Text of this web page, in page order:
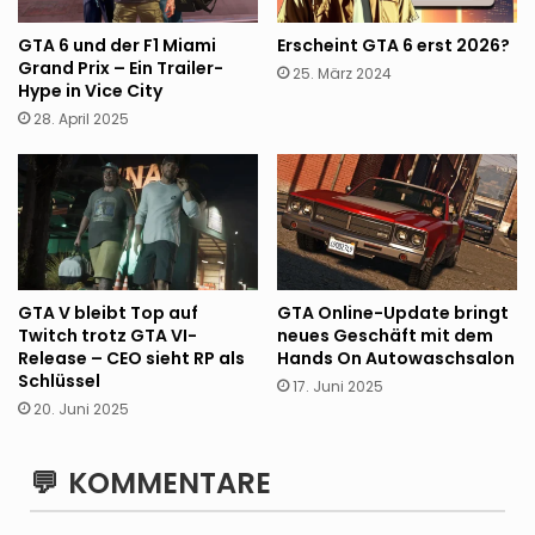
GTA 6 und der F1 Miami
Grand Prix – Ein Trailer-
Hype in Vice City
28. April 2025
Erscheint GTA 6 erst 2026?
25. März 2024
GTA V bleibt Top auf
Twitch trotz GTA VI-
Release – CEO sieht RP als
Schlüssel
20. Juni 2025
GTA Online-Update bringt
neues Geschäft mit dem
Hands On Autowaschsalon
17. Juni 2025
KOMMENTARE